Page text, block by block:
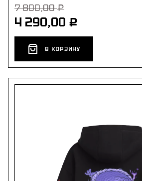
7 800,00 Р
4 290,00 Р
В КОРЗИНУ